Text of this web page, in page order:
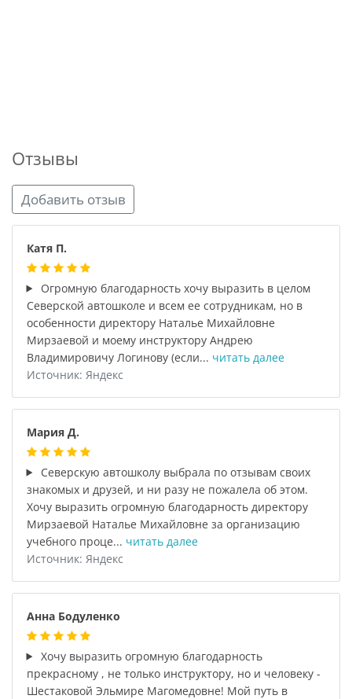
Отзывы
Добавить отзыв
Катя П.
Огромную благодарность хочу выразить в целом
Северской автошколе и всем ее сотрудникам, но в
особенности директору Наталье Михайловне
Мирзаевой и моему инструктору Андрею
Владимировичу Логинову (если... читать далее
Источник: Яндекс
Мария Д.
Северскую автошколу выбрала по отзывам своих
знакомых и друзей, и ни разу не пожалела об этом.
Хочу выразить огромную благодарность директору
Мирзаевой Наталье Михайловне за организацию
учебного проце... читать далее
Источник: Яндекс
Анна Бодуленко
Хочу выразить огромную благодарность
прекрасному , не только инструктору, но и человеку -
Шестаковой Эльмире Магомедовне! Мой путь в